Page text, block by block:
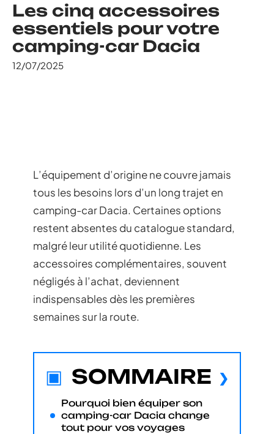
Les cinq accessoires
essentiels pour votre
camping-car Dacia
12/07/2025
L’équipement d’origine ne couvre jamais
tous les besoins lors d’un long trajet en
camping-car Dacia. Certaines options
restent absentes du catalogue standard,
malgré leur utilité quotidienne. Les
accessoires complémentaires, souvent
négligés à l’achat, deviennent
indispensables dès les premières
semaines sur la route.
SOMMAIRE
Pourquoi bien équiper son
camping-car Dacia change
tout pour vos voyages